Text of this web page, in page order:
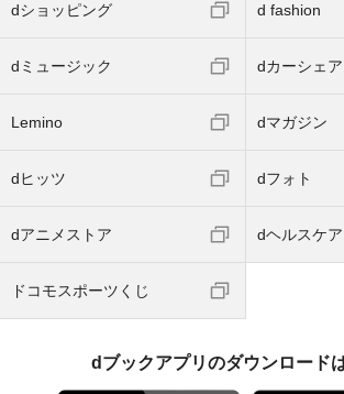
dショッピング d fashion
dミュージック dカーシェア
Lemino dマガジン
dヒッツ dフォト
dアニメストア dヘルスケア
ドコモスポーツくじ
dブックアプリのダウンロード